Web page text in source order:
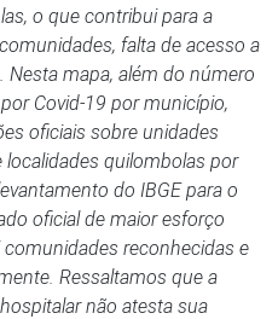
o que contribui para a
falta de acesso a
Nesta mapa, além do número
Covid-19 por município,
oficiais sobre unidades
quilombolas por
do IBGE para o
oficial de maior esforço
reconhecidas e
Ressaltamos que a
não atesta sua